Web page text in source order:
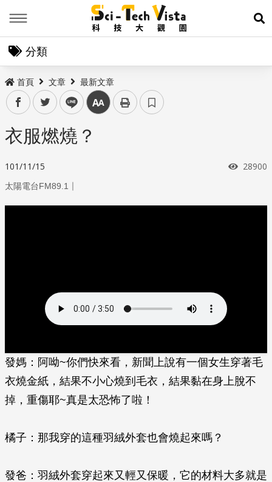
展
分類
首頁 文章 最新文章
facebooktwitter line 中
衣服燃燒？
101/11/15 瀏覽次
28900
太陽電台FM89.1 ｜
發媽：阿呦~你們快來看，新聞上說有一個女生穿著毛
衣燒金紙，結果不小心燒到毛衣，結果黏在身上脫不
掉，重傷耶~真是太恐怖了啦！
橘子：那我穿的這種羽絨外套也會燒起來嗎？
發爸：羽絨外套穿起來又輕又保暖，它的材料大多就是